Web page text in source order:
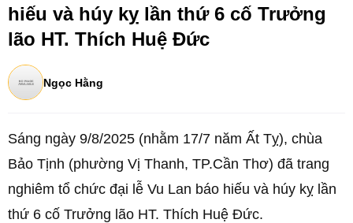
hiếu và húy kỵ lần thứ 6 cố Trưởng
lão HT. Thích Huệ Đức
Ngọc Hằng
Sáng ngày 9/8/2025 (nhằm 17/7 năm Ất Tỵ), chùa
Bảo Tịnh (phường Vị Thanh, TP.Cần Thơ) đã trang
nghiêm tổ chức đại lễ Vu Lan báo hiếu và húy kỵ lần
thứ 6 cố Trưởng lão HT. Thích Huệ Đức.